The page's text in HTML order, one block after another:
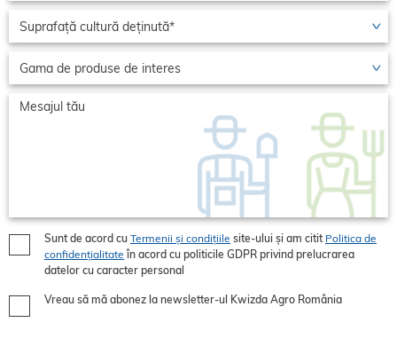
Sunt de acord cu Termenii și condițiile site-ului și am citit Politica de
confidențialitate în acord cu politicile GDPR privind prelucrarea
datelor cu caracter personal
Vreau să mă abonez la newsletter-ul Kwizda Agro România